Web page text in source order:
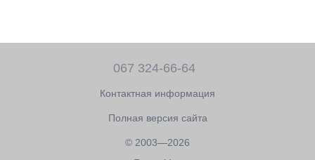
067 324-66-64
Контактная информация
Полная версия сайта
© 2003—2026